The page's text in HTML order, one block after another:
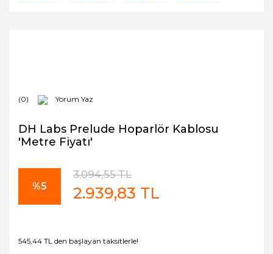
(0) Yorum Yaz
DH Labs Prelude Hoparlör Kablosu
'Metre Fiyatı'
%5
3.094,55 TL
2.939,83 TL
545,44 TL den başlayan taksitlerle!